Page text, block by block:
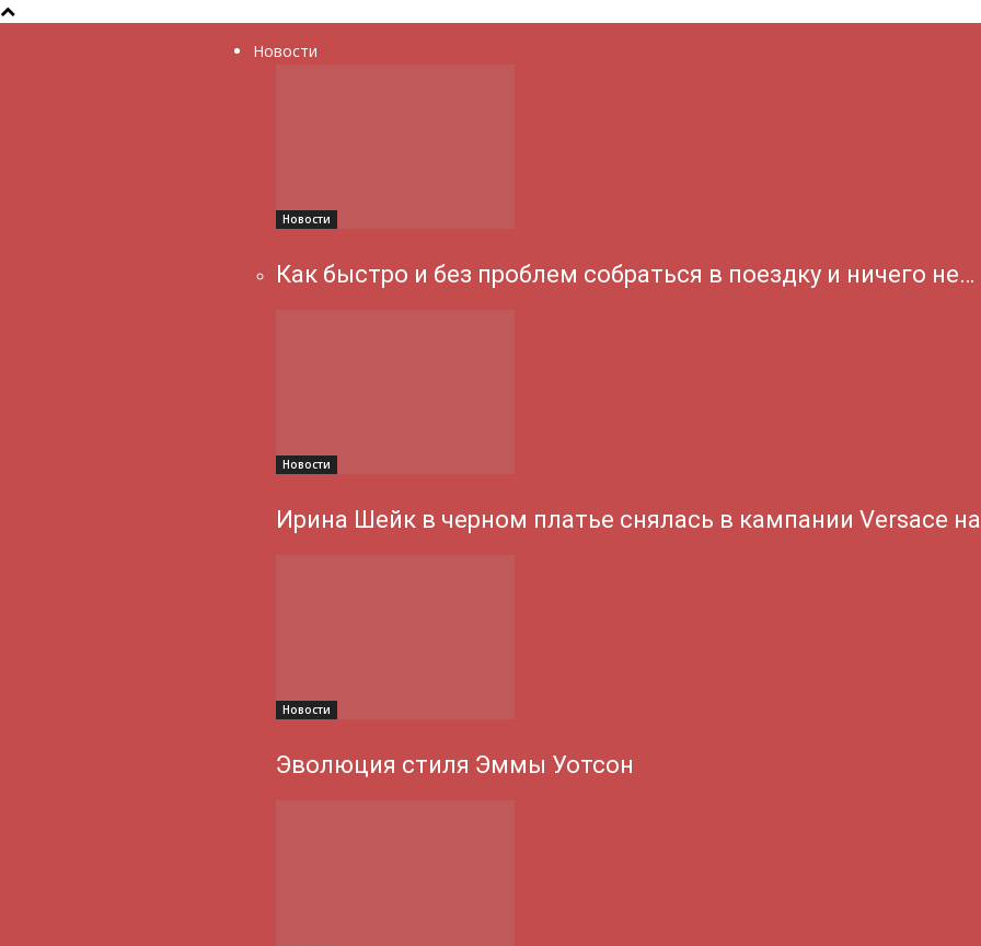
Новости
Новости
Как быстро и без проблем собраться в поездку и ничего не…
Новости
Ирина Шейк в черном платье снялась в кампании Versace
Новости
Эволюция стиля Эммы Уотсон